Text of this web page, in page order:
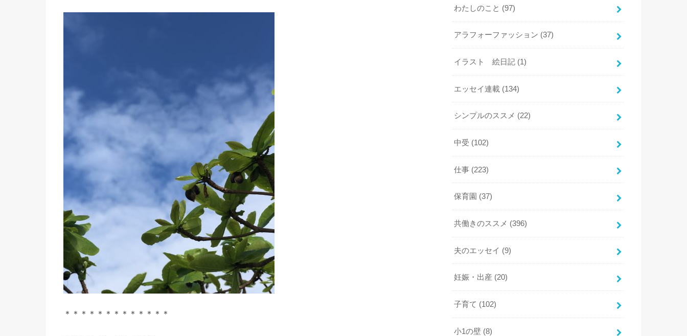
＊＊＊＊＊＊＊＊＊＊＊＊＊
わたしのこと (97)
アラフォーファッション (37)
イラスト 絵日記 (1)
エッセイ連載 (134)
シンプルのススメ (22)
中受 (102)
仕事 (223)
保育園 (37)
共働きのススメ (396)
夫のエッセイ (9)
妊娠・出産 (20)
子育て (102)
小1の壁 (8)